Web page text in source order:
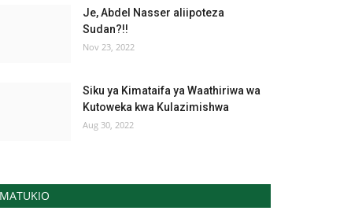
Je, Abdel Nasser aliipoteza
Sudan?!!
Nov 23, 2022
Siku ya Kimataifa ya Waathiriwa wa
Kutoweka kwa Kulazimishwa
Aug 30, 2022
MATUKIO